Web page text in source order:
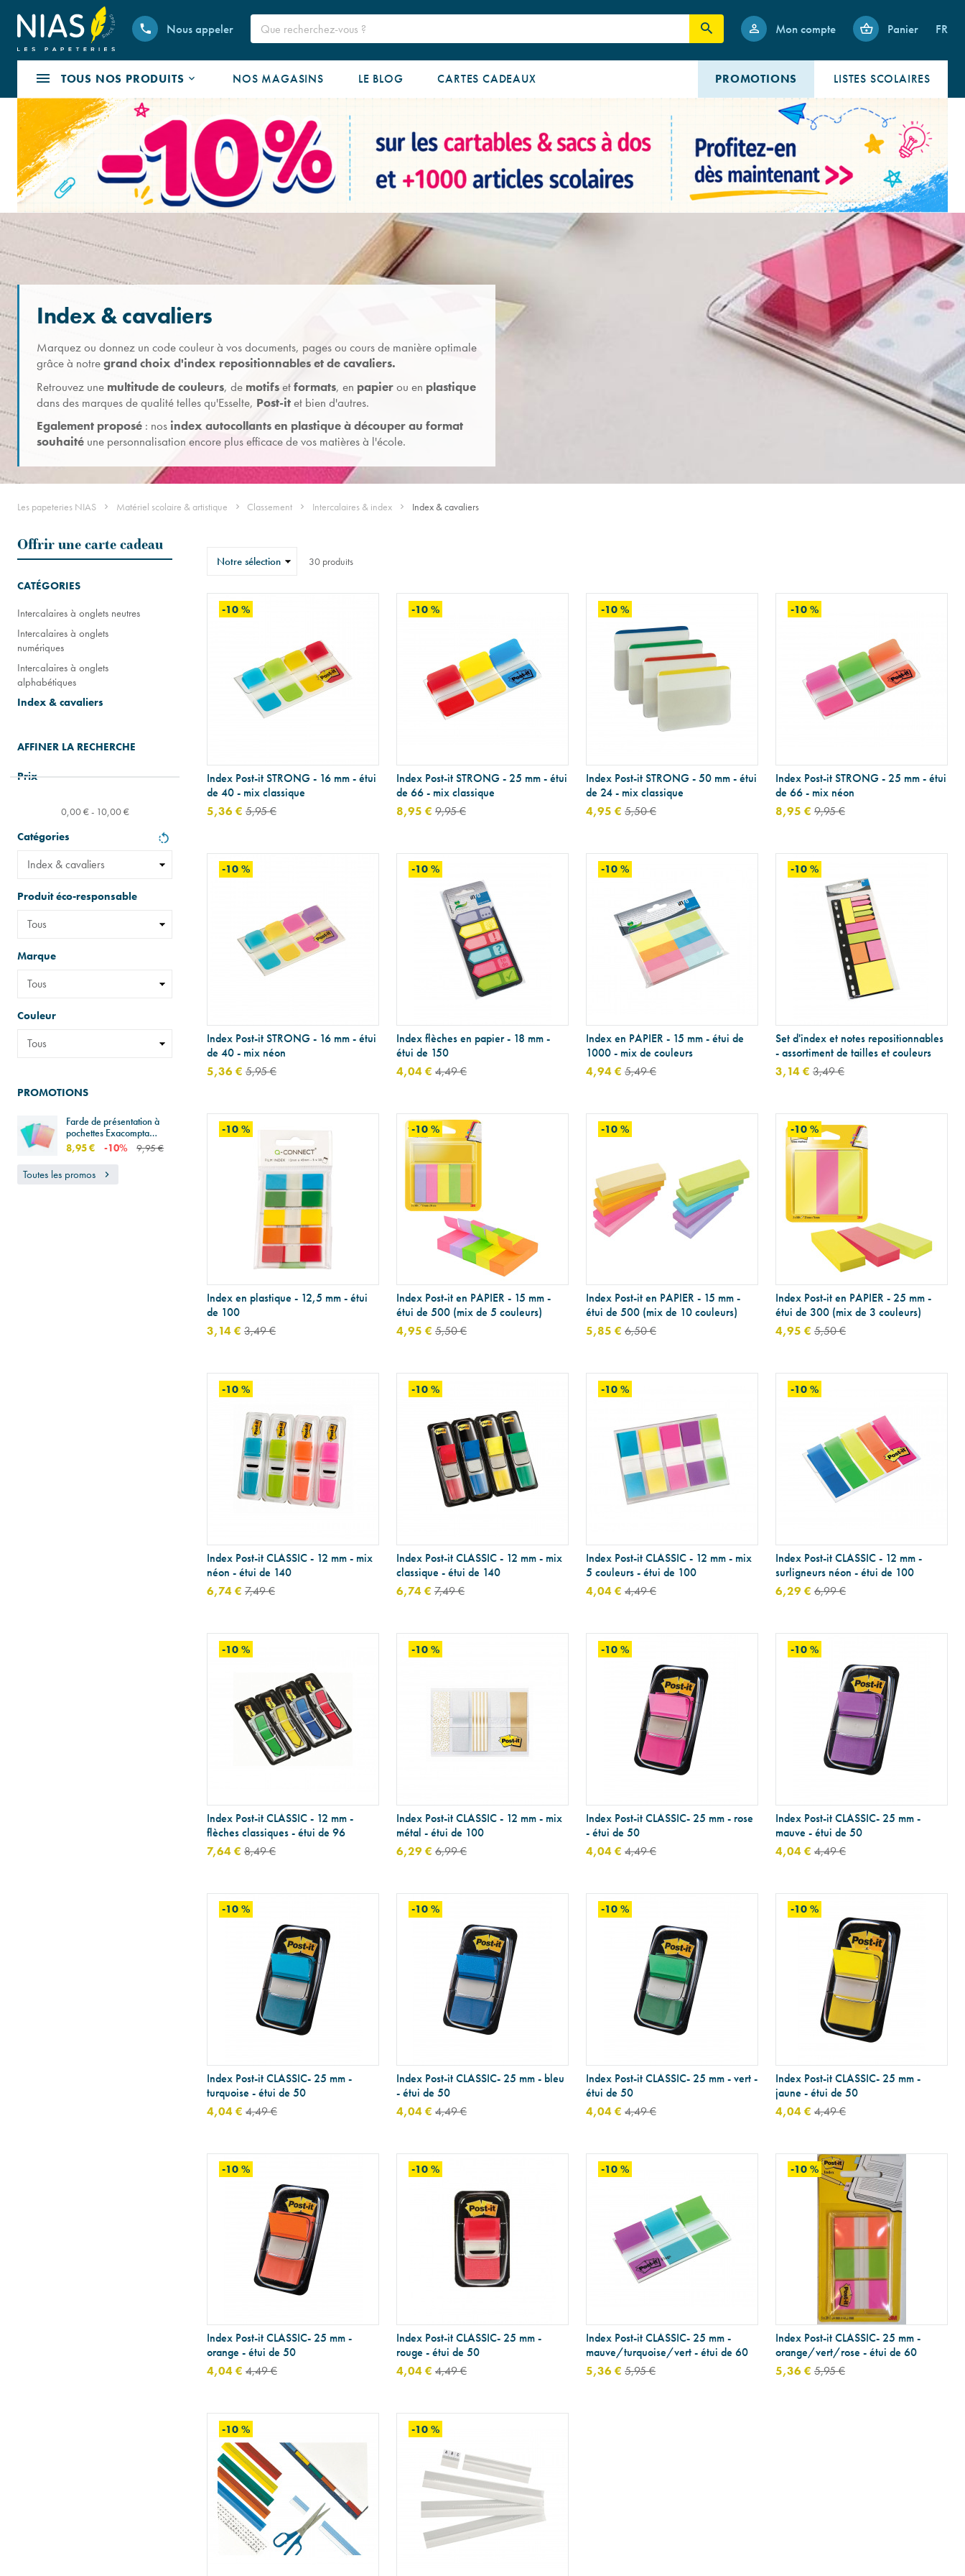
Nous appeler Mon compte Panier FR
TOUS NOS PRODUITS NOS MAGASINS LISTES SCOLAIRES
LE BLOG CARTES CADEAUX PROMOTIONS
Index & cavaliers
Marquez ou donnez un code couleur à vos documents, pages ou cours de manière optimale
grâce à notregrand choix d'index repositionnables et de cavaliers.
Retrouvez une multitude de couleurs, de motifsetformats, en papierou en plastique
dans des marques de qualité telles qu'Esselte, Post-itet bien d'autres.
Egalement proposé : nos index autocollants en plastique à découper au format
souhaité une personnalisation encore plus efficace de vos matières à l'école.
Les papeteries NIAS Matériel scolaire & artistique Classement Intercalaires & index Index & cavaliers
Offrir une carte cadeau
CATÉGORIES
Intercalaires à onglets neutres
Intercalaires à onglets
numériques
Intercalaires à onglets
alphabétiques
Index & cavaliers
AFFINER LA RECHERCHE
Prix
0,00 € - 10,00 €
Catégories
Produit éco-responsable
Marque
Couleur
PROMOTIONS
Farde de présentation à
pochettes Exacompta
CANDY TIDY A4
8,95 € -10% 9,95 €
Toutes les promos
Trier 30 produits
-10 %
Index Post-it STRONG - 16 mm - étui
de 40 - mix classique
5,36 € 5,95 €
-10 %
Index Post-it STRONG - 25 mm - étui
de 66 - mix classique
8,95 € 9,95 €
-10 %
Index Post-it STRONG - 50 mm - étui
de 24 - mix classique
4,95 € 5,50 €
-10 %
Index Post-it STRONG - 25 mm - étui
de 66 - mix néon
8,95 € 9,95 €
-10 %
Index Post-it STRONG - 16 mm - étui
de 40 - mix néon
5,36 € 5,95 €
-10 %
Index flèches en papier - 18 mm -
étui de 150
4,04 € 4,49 €
-10 %
Index en PAPIER - 15 mm - étui de
1000 - mix de couleurs
4,94 € 5,49 €
-10 %
Set d'index et notes repositionnables
- assortiment de tailles et couleurs
3,14 € 3,49 €
-10 %
Index en plastique - 12,5 mm - étui
de 100
3,14 € 3,49 €
-10 %
Index Post-it en PAPIER - 15 mm -
étui de 500 (mix de 5 couleurs)
4,95 € 5,50 €
-10 %
Index Post-it en PAPIER - 15 mm -
étui de 500 (mix de 10 couleurs)
5,85 € 6,50 €
-10 %
Index Post-it en PAPIER - 25 mm -
étui de 300 (mix de 3 couleurs)
4,95 € 5,50 €
-10 %
Index Post-it CLASSIC - 12 mm - mix
néon - étui de 140
6,74 € 7,49 €
-10 %
Index Post-it CLASSIC - 12 mm - mix
classique - étui de 140
6,74 € 7,49 €
-10 %
Index Post-it CLASSIC - 12 mm - mix
5 couleurs - étui de 100
4,04 € 4,49 €
-10 %
Index Post-it CLASSIC - 12 mm -
surligneurs néon - étui de 100
6,29 € 6,99 €
-10 %
Index Post-it CLASSIC - 12 mm -
flèches classiques - étui de 96
7,64 € 8,49 €
-10 %
Index Post-it CLASSIC - 12 mm - mix
métal - étui de 100
6,29 € 6,99 €
-10 %
Index Post-it CLASSIC- 25 mm - rose
- étui de 50
4,04 € 4,49 €
-10 %
Index Post-it CLASSIC- 25 mm -
mauve - étui de 50
4,04 € 4,49 €
-10 %
Index Post-it CLASSIC- 25 mm -
turquoise - étui de 50
4,04 € 4,49 €
-10 %
Index Post-it CLASSIC- 25 mm - bleu
- étui de 50
4,04 € 4,49 €
-10 %
Index Post-it CLASSIC- 25 mm - vert -
étui de 50
4,04 € 4,49 €
-10 %
Index Post-it CLASSIC- 25 mm -
jaune - étui de 50
4,04 € 4,49 €
-10 %
Index Post-it CLASSIC- 25 mm -
orange - étui de 50
4,04 € 4,49 €
-10 %
Index Post-it CLASSIC- 25 mm -
rouge - étui de 50
4,04 € 4,49 €
-10 %
Index Post-it CLASSIC- 25 mm -
mauve/turquoise/vert - étui de 60
5,36 € 5,95 €
-10 %
Index Post-it CLASSIC- 25 mm -
orange/vert/rose - étui de 60
5,36 € 5,95 €
-10 % -10 %